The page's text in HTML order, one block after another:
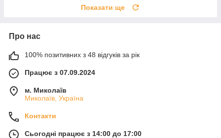
Показати ще
Про нас
100% позитивних з 48 відгуків за рік
Працює з 07.09.2024
м. Миколаїв
Миколаїв, Україна
Контакти
Сьогодні працює з 14:00 до 17:00